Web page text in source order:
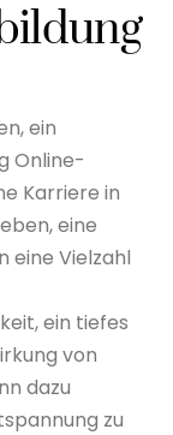
ein
Online-
Karriere in
eine
eine Vielzahl
ein tiefes
von
dazu
zu